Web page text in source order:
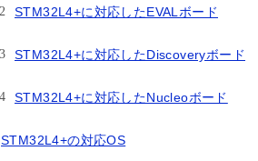
STM32L4+に対応したEVALボード
STM32L4+に対応したDiscoveryボード
STM32L4+に対応したNucleoボード
STM32L4+の対応OS